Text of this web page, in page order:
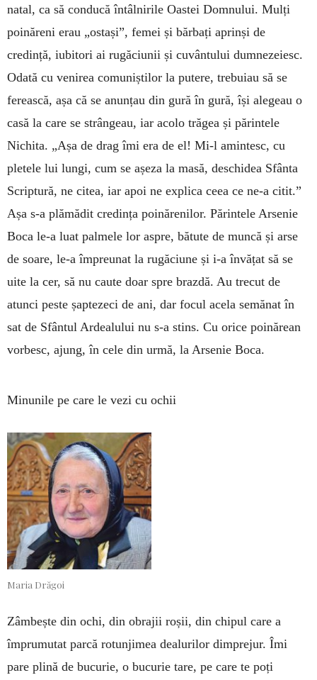
natal, ca să conducă întâlnirile Oastei Domnului. Mulți
poinăreni erau „ostași”, femei și bărbați aprinși de
credință, iubitori ai rugăciunii și cuvântului dumnezeiesc.
Odată cu venirea comuniștilor la putere, trebuiau să se
ferească, așa că se anunțau din gură în gură, își alegeau o
casă la care se strângeau, iar acolo trăgea și părintele
Nichita. „Așa de drag îmi era de el! Mi-l amintesc, cu
pletele lui lungi, cum se așeza la masă, deschidea Sfânta
Scriptură, ne citea, iar apoi ne explica ceea ce ne-a citit.”
Așa s-a plămădit credința poinărenilor. Părintele Arsenie
Boca le-a luat palmele lor aspre, bătute de muncă și arse
de soare, le-a împreunat la rugăciune și i-a învățat să se
uite la cer, să nu caute doar spre brazdă. Au trecut de
atunci peste șaptezeci de ani, dar focul acela semănat în
sat de Sfântul Ardealului nu s-a stins. Cu orice poinărean
vorbesc, ajung, în cele din urmă, la Arsenie Boca.
Minunile pe care le vezi cu ochii
Maria Drăgoi
Zâmbește din ochi, din obrajii roșii, din chipul care a
împrumutat parcă rotunjimea dealurilor dimprejur. Îmi
pare plină de bucurie, o bucurie tare, pe care te poți